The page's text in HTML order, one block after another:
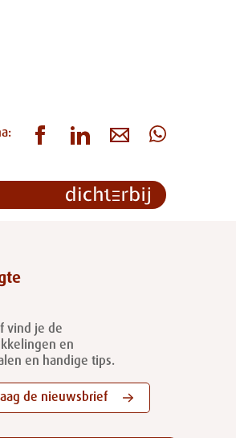
vind je de
en
en handige tips.
de nieuwsbrief